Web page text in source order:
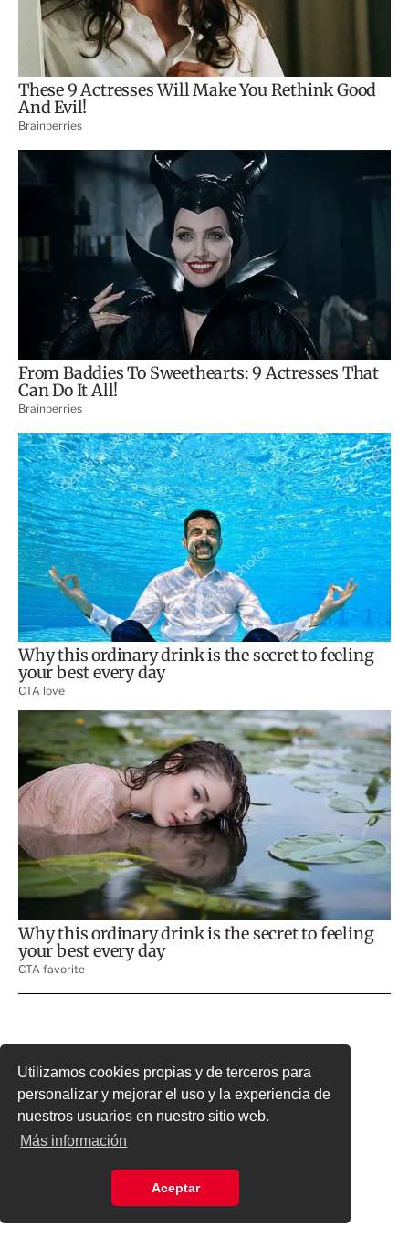
Utilizamos cookies propias y de terceros para
personalizar y mejorar el uso y la experiencia de
nuestros usuarios en nuestro sitio web.
Más información
Aceptar